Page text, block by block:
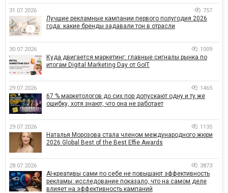
31.07.2026 757
Лучшие рекламные кампании первого полугодия 2026
года: какие бренды задавали тон в отрасли
30.07.2026 1009
Куда двигается маркетинг: главные сигналы рынка по
итогам Digital Marketing Day от GoIT
29.07.2026 1465
67 % маркетологов до сих пор допускают одну и ту же
ошибку, хотя знают, что она не работает
29.07.2026 1135
Наталья Морозова стала членом международного жюри
2026 Global Best of the Best Effie Awards
28.07.2026 3873
AI-креативы сами по себе не повышают эффективность
рекламы: исследование показало, что на самом деле
влияет на эффективность кампаний